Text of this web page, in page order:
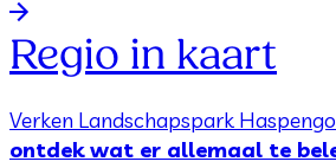
Regio in kaart
Verken Landschapspark
ontdek wat er allemaal te